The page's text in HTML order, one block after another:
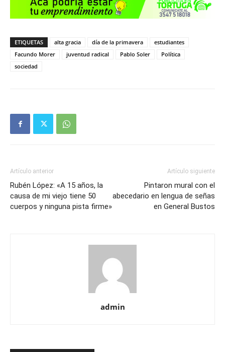
ETIQUETAS alta gracia día de la primavera
estudiantes
Facundo Morer
juventud radical Pablo Soler
Política
sociedad
Artículo anterior
Rubén López: «A 15 años, la
causa de mi viejo tiene 50
cuerpos y ninguna pista firme»
Artículo siguiente
Pintaron mural con el
abecedario en lengua de señas
en General Bustos
admin